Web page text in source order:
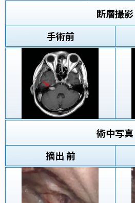
断層撮影
手術前
術中写真
摘出 前